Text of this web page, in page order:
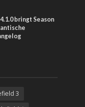
bringt Season
3